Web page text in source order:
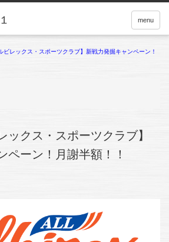
menu
ビレックス・スポーツクラブ】新戦力発掘キャンペーン！
ックス・スポーツクラブ】
ペーン！月謝半額！！